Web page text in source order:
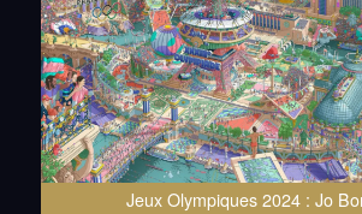
Jeux Olympiques 2024 : Jo